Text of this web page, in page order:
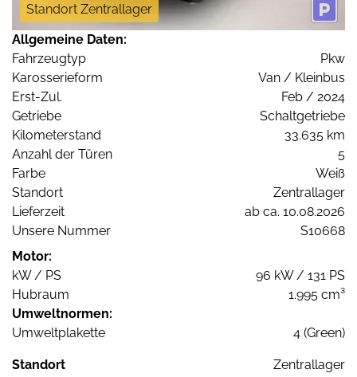
Standort Zentrallager
Allgemeine Daten:
Fahrzeugtyp
Pkw
Karosserieform
Van / Kleinbus
Erst-Zul.
Feb / 2024
Getriebe
Schaltgetriebe
Kilometerstand
33.635 km
Anzahl der Türen
5
Farbe
Weiß
Standort
Zentrallager
Lieferzeit
ab ca. 10.08.2026
Unsere Nummer
S10668
Motor:
kW / PS
96 kW / 131 PS
Hubraum
1.995 cm³
Umweltnormen:
Umweltplakette
4 (Green)
Standort Zentrallager